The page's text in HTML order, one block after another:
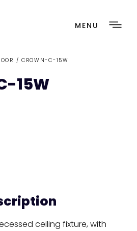
MENU
/ CROWN-C-15W
15W
ceiling fixture, with